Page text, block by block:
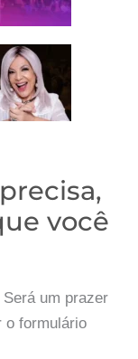
você
um prazer
o formulário